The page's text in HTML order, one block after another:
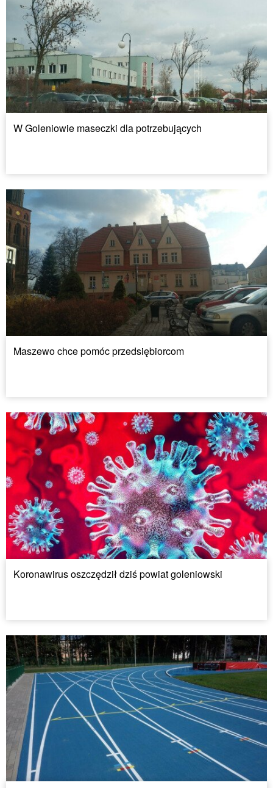
W Goleniowie maseczki dla potrzebujących
Maszewo chce pomóc przedsiębiorcom
Koronawirus oszczędził dziś powiat goleniowski